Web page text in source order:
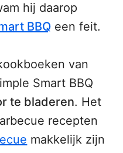
hij daarop
BBQ een feit.
van
Smart BBQ
te bladeren. Het
recepten
makkelijk zijn